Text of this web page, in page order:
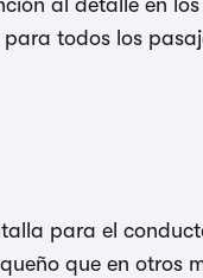
al detalle en
todos los
para el
que en otros